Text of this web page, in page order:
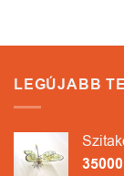
LEGÚJABB
35000